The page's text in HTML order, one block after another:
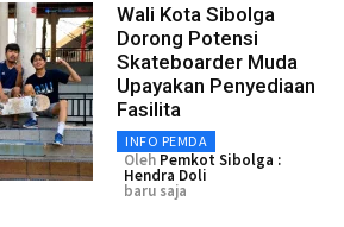
Wali Kota Sibolga
Dorong Potensi
Skateboarder Muda
Upayakan Penyediaan
Fasilita
INFO PEMDA
Oleh Pemkot Sibolga :
Hendra Doli
baru saja